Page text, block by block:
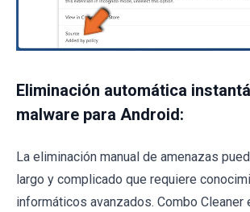
Eliminación automática
malware para Android:
La eliminación manual de amenazas
largo y complicado que requiere
informáticos avanzados. Combo Cleaner